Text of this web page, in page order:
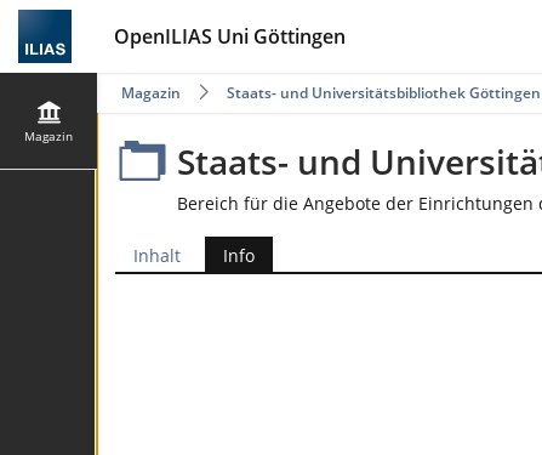
OpenILIAS Uni Göttingen
Magazin
Magazin Staats- und Universitätsbibliothek Göttingen
Staats- und
Bereich für die Angebote der
Inhalt Info